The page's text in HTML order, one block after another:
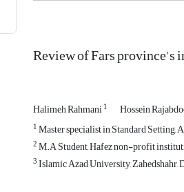
Review of Fars province's
Halimeh Rahmani1 Hossein
1Master specialist in Standard Setting,
2M.A Student, Hafez non-profit
3Islamic Azad University,